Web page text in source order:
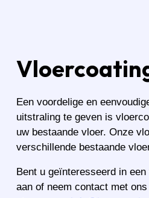
Een voordelige en
uitstraling te geven is
uw bestaande vloer. Onze
verschillende bestaande
Bent u geïnteresseerd in
aan of neem contact met